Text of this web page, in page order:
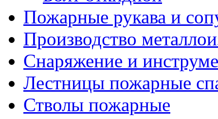
Пожарные рукава и
Производство
Снаряжение и
Лестницы пожарные
Стволы пожарные